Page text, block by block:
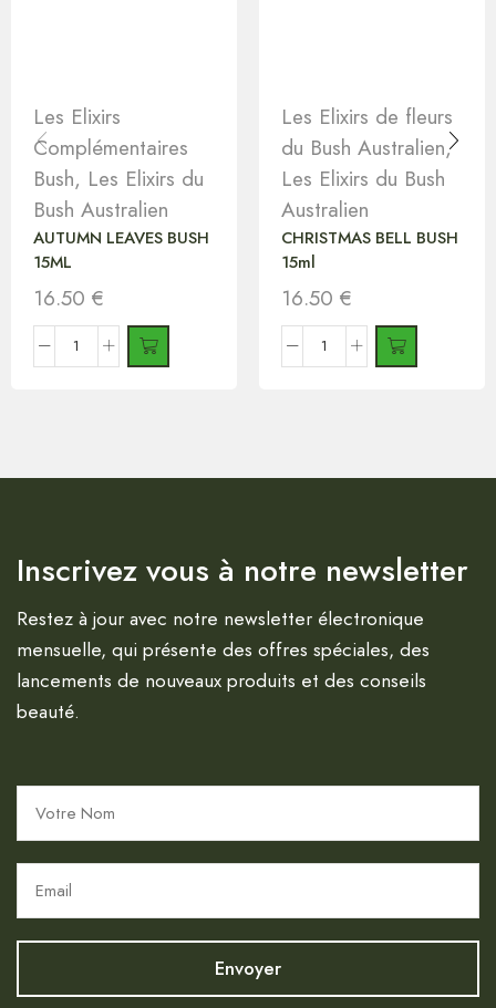
Les Elixirs
Complémentaires
Bush, Les Elixirs du
Bush Australien
AUTUMN LEAVES BUSH
15ML
16.50 €
Les Elixirs de fleurs
du Bush Australien,
Les Elixirs du Bush
Australien
CHRISTMAS BELL BUSH
15ml
16.50 €
Inscrivez vous à notre newsletter
Restez à jour avec notre newsletter électronique
mensuelle, qui présente des offres spéciales, des
lancements de nouveaux produits et des conseils
beauté.